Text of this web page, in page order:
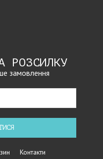
РОЗСИЛКУ
замовлення
Контакти